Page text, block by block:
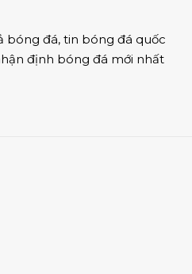
bóng đá, tin bóng đá quốc
định bóng đá mới nhất